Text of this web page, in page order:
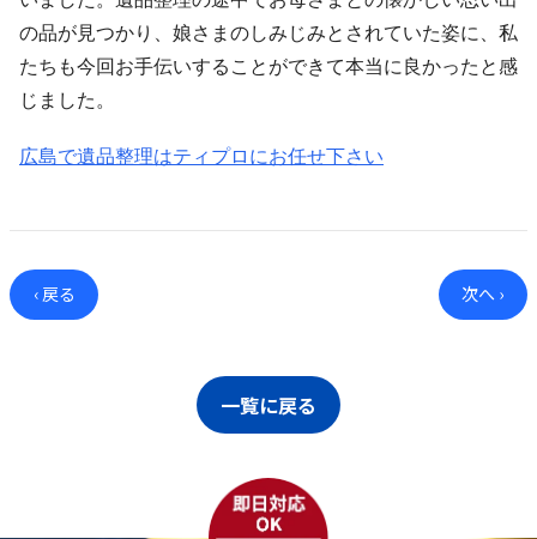
の品が見つかり、娘さまのしみじみとされていた姿に、私
たちも今回お手伝いすることができて本当に良かったと感
じました。
広島で遺品整理はティプロにお任せ下さい
‹ 戻る 次へ ›
一覧に戻る